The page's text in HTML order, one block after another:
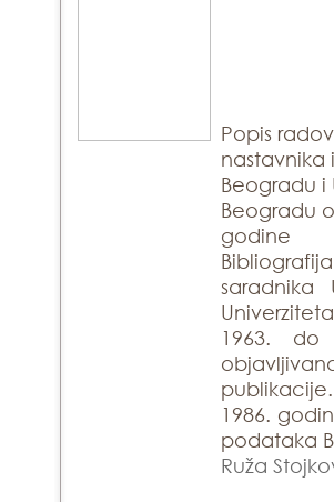
Popis
nastavnika
Beogradu i
Beogradu
godine
saradnika
1963.
1986.
podataka
Ruža